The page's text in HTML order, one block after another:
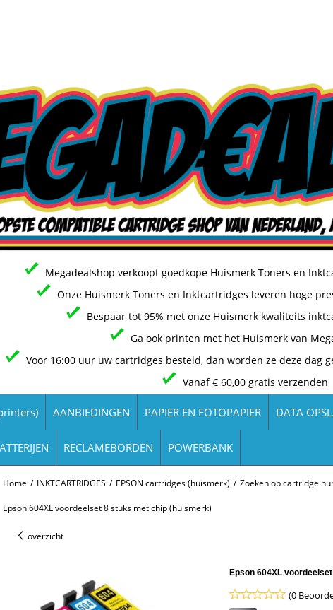
Megadealshop verkoopt goedkope Huismerk Toners en
Onze Huismerk Toners en Inktcartridges leveren hoge
Bespaar tot 95% met onze Huismerk kwaliteits
Ga ook printen met het Huismerk van
Voor 16:00 uur uw cartridges besteld, dan worden ze deze dag
Vanaf € 60,00 gratis verzenden
AANBIEDINGEN PAPIER EN FOTOPAPIER DATA
RECLAMEBORDEN POWERBANK
Home / INKTCARTRIDGES / EPSON cartridges (huismerk) / Zoeken op cartridge
Epson 604XL voordeelset 8 stuks met chip (huismerk)
overzicht
Epson 604XL
(0